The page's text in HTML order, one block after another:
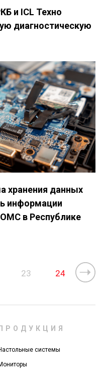
и ICL Техно
диагностическую
хранения данных
информации
в Республике
23 24
ПРОДУКЦИЯ
системы